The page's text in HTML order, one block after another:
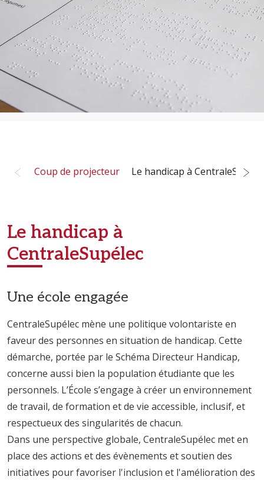
Coup de projecteur Le handicap à
Le handicap à
CentraleSupélec
Une école engagée
CentraleSupélec mène une politique volontariste en
faveur des personnes en situation de handicap. Cette
démarche, portée par le Schéma Directeur Handicap,
concerne aussi bien la population étudiante que les
personnels. L’École s’engage à créer un environnement
de travail, de formation et de vie accessible, inclusif, et
respectueux des singularités de chacun.
Dans une perspective globale, CentraleSupélec met en
place des actions et des évènements et soutien des
initiatives pour favoriser l'inclusion et l'amélioration des